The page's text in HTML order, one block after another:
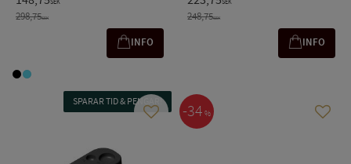
SEK
298,75SEK
INFO
SEK
248,75SEK
INFO
SPARAR TID & PENGAR!
Lägg till i favoriter
34 %